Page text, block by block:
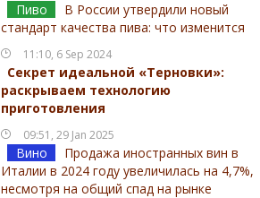
Пиво
В России утвердили новый
стандарт качества пива: что изменится
11:10, 6 Sep 2024
Секрет идеальной «Терновки»:
раскрываем технологию
приготовления
09:51, 29 Jan 2025
Вино
Продажа иностранных вин в
Италии в 2024 году увеличилась на 4,7%,
несмотря на общий спад на рынке